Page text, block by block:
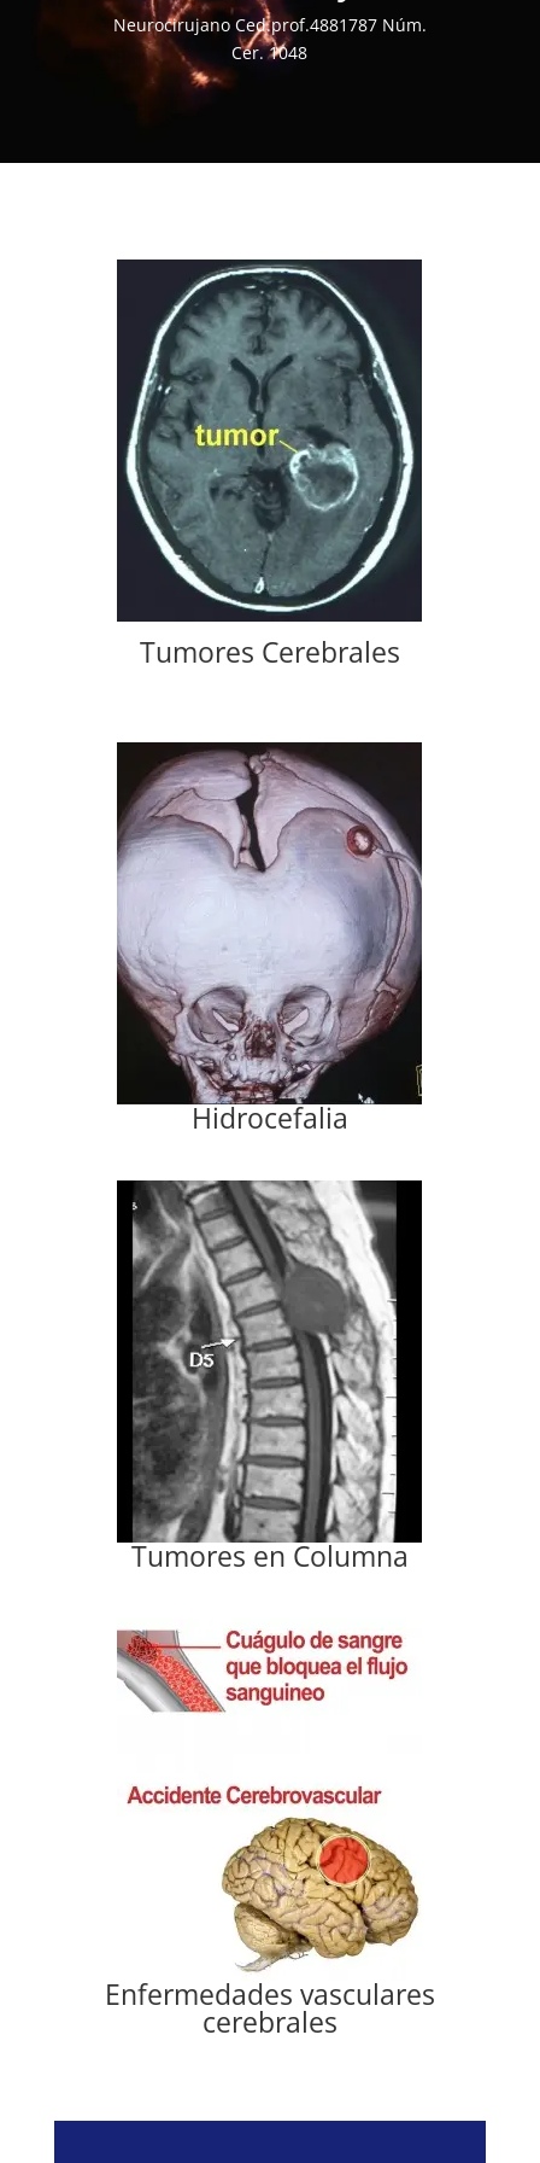
Neurocirujano Ced.prof.4881787 Núm.
Cer. 1048
Tumores Cerebrales
Hidrocefalia
Tumores en Columna
Enfermedades vasculares
cerebrales